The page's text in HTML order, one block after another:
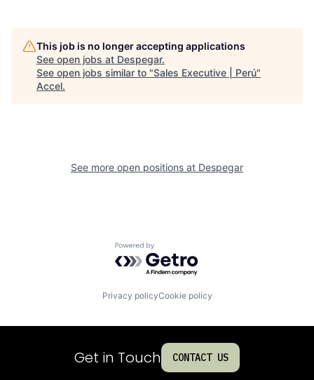
This job is no longer accepting applications
See open jobs at Despegar.
See open jobs similar to "Sales Executive | Perú"
Accel.
See more open positions at Despegar
Powered by Getro.com
Privacy policyCookie policy
Get in Touch CONTACT US